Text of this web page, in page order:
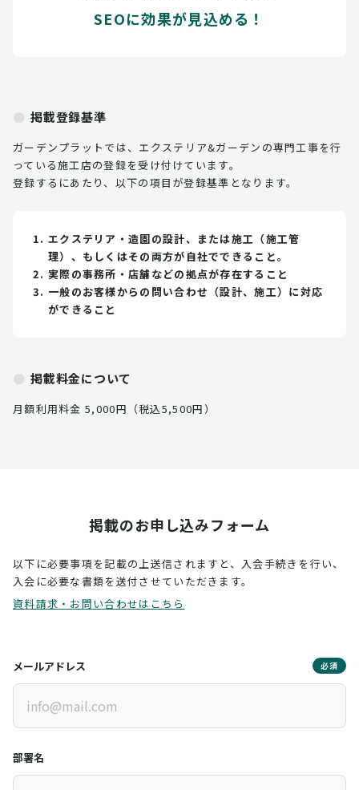
SEOに効果が見込める！
掲載登録基準
ガーデンプラットでは、エクステリア&ガーデンの専門工事を行
っている施工店の登録を受け付けています。
登録するにあたり、以下の項目が登録基準となります。
エクステリア・造園の設計、または施工（施工管
理）、もしくはその両方が自社でできること。
実際の事務所・店舗などの拠点が存在すること
一般のお客様からの問い合わせ（設計、施工）に対応
ができること
掲載料金について
月額利用料金 5,000円（税込5,500円）
掲載のお申し込みフォーム
以下に必要事項を記載の上送信されますと、入会手続きを行い、
入会に必要な書類を送付させていただきます。
資料請求・お問い合わせはこちら
メールアドレス 必須
部署名